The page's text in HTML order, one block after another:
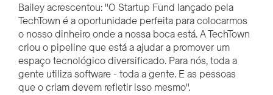
Bailey acrescentou: "O Startup Fund lançado pela
TechTown é a oportunidade perfeita para colocarmos
o nosso dinheiro onde a nossa boca está. A TechTown
criou o pipeline que está a ajudar a promover um
espaço tecnológico diversificado. Para nós, toda a
gente utiliza software - toda a gente. E as pessoas
que o criam devem refletir isso mesmo".